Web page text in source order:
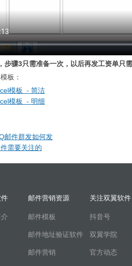
步骤3只需准备一次，以后再发工资单只
板：
模板 - 简洁
模板 - 明细
邮件群发如何发
需要关注的
邮件营销资源
邮件模板
邮件地址验证软件
邮件营销
关注双翼软件
抖音号
双翼学院
官方动态